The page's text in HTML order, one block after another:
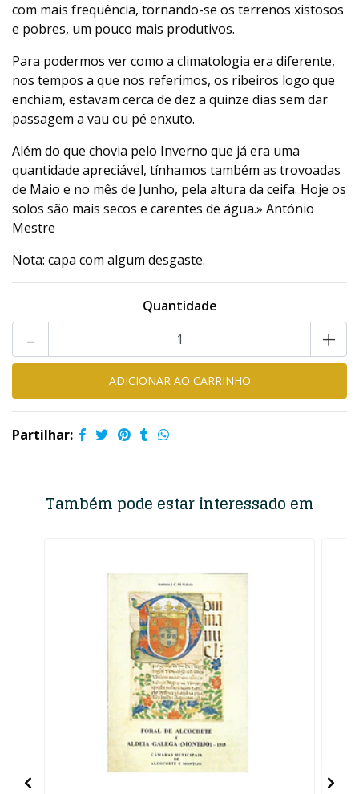
com mais frequência, tornando-se os terrenos xistosos
e pobres, um pouco mais produtivos.
Para podermos ver como a climatologia era diferente,
nos tempos a que nos referimos, os ribeiros logo que
enchiam, estavam cerca de dez a quinze dias sem dar
passagem a vau ou pé enxuto.
Além do que chovia pelo Inverno que já era uma
quantidade apreciável, tínhamos também as trovoadas
de Maio e no mês de Junho, pela altura da ceifa. Hoje os
solos são mais secos e carentes de água.» António
Mestre
Nota: capa com algum desgaste.
Quantidade
+
-
Partilhar:
Também pode estar interessado em